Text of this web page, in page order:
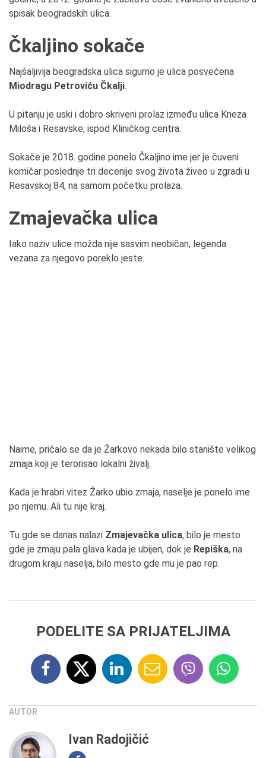
spisak beogradskih ulica.
Čkaljino sokače
Najšaljivija beogradska ulica sigurno je ulica posvećena
Miodragu Petroviću Čkalji.
U pitanju je uski i dobro skriveni prolaz između ulica Kneza
Miloša i Resavske, ispod Kliničkog centra.
Sokače je 2018. godine ponelo Čkaljino ime jer je čuveni
komičar poslednje tri decenije svog života živeo u zgradi u
Resavskoj 84, na samom početku prolaza.
Zmajevačka ulica
Iako naziv ulice možda nije sasvim neobičan, legenda
vezana za njegovo poreklo jeste.
Naime, pričalo se da je Žarkovo nekada bilo stanište velikog
zmaja koji je terorisao lokalni živalj.
Kada je hrabri vitez Žarko ubio zmaja, naselje je ponelo ime
po njemu. Ali tu nije kraj.
Tu gde se danas nalazi Zmajevačka ulica, bilo je mesto
gde je zmaju pala glava kada je ubijen, dok je Repiška, na
drugom kraju naselja, bilo mesto gde mu je pao rep.
PODELITE SA PRIJATELJIMA
AUTOR
Ivan Radojičić